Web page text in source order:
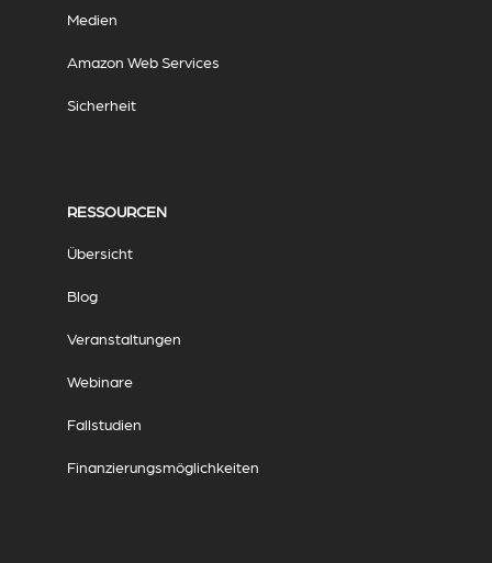
Medien
Amazon Web Services
Sicherheit
RESSOURCEN
Übersicht
Blog
Veranstaltungen
Webinare
Fallstudien
Finanzierungsmöglichkeiten